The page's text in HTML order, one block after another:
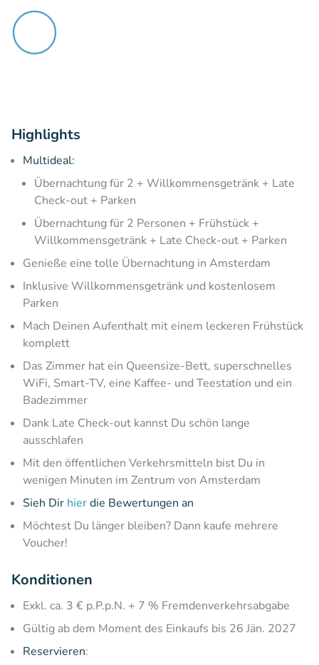
Highlights
Multideal:
Übernachtung für 2 + Willkommensgetränk + Late
Check-out + Parken
Übernachtung für 2 Personen + Frühstück +
Willkommensgetränk + Late Check-out + Parken
Genieße eine tolle Übernachtung in Amsterdam
Inklusive Willkommensgetränk und kostenlosem
Parken
Mach Deinen Aufenthalt mit einem leckeren Frühstück
komplett
Das Zimmer hat ein Queensize-Bett, superschnelles
WiFi, Smart-TV, eine Kaffee- und Teestation und ein
Badezimmer
Dank Late Check-out kannst Du schön lange
ausschlafen
Mit den öffentlichen Verkehrsmitteln bist Du in
wenigen Minuten im Zentrum von Amsterdam
Sieh Dir hierdie Bewertungen an
Möchtest Du länger bleiben? Dann kaufe mehrere
Voucher!
Konditionen
Exkl. ca. 3 € p.P.p.N. + 7 % Fremdenverkehrsabgabe
Gültig ab dem Moment des Einkaufs bis 26 Jän. 2027
Reservieren: